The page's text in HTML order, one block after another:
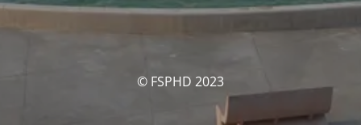
© FSPHD 2023